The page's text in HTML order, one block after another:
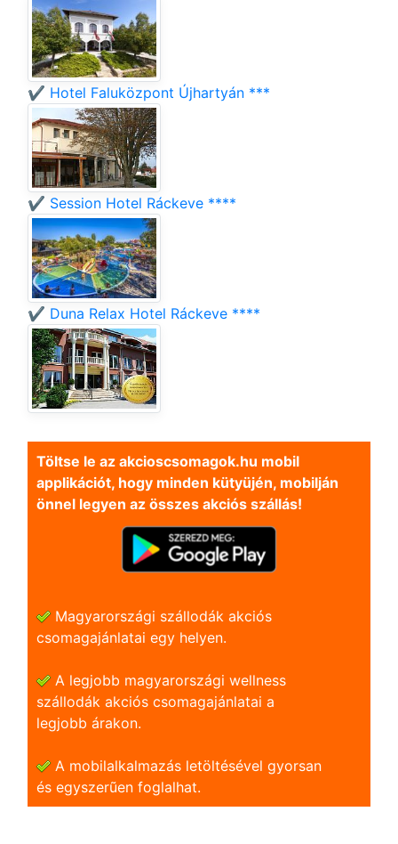
✔️ Hotel Faluközpont Újhartyán ***
✔️ Session Hotel Ráckeve ****
✔️ Duna Relax Hotel Ráckeve ****
Töltse le az akcioscsomagok.hu mobil
applikációt, hogy minden kütyüjén, mobilján
önnel legyen az összes akciós szállás!
Magyarországi szállodák akciós
csomagajánlatai egy helyen.
A legjobb magyarországi wellness
szállodák akciós csomagajánlatai a
legjobb árakon.
A mobilalkalmazás letöltésével gyorsan
és egyszerũen foglalhat.